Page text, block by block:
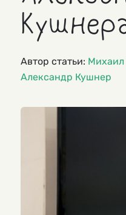
Автор статьи: Михаил
Александр Кушнер